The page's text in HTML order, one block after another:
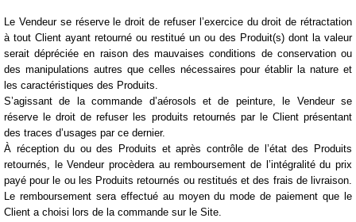
Le Vendeur se réserve le droit de refuser l’exercice du droit de rétractation
à tout Client ayant retourné ou restitué un ou des Produit(s) dont la valeur
serait dépréciée en raison desmauvaises conditions de conservationou
des manipulations autres que celles nécessaires pour établir la nature et
les caractéristiques des Produits.
S’agissant de la commande d’aérosols et de peinture, le Vendeur se
réserve le droit de refuser les produits retournés par le Client présentant
des traces d’usages par ce dernier.
À réception du ou des Produits et après contrôle de l’état des Produits
retournés,
le Vendeur procèdera au remboursement de l’intégralité du prix
payé pour le ou les Produits retournés ou restitués et des frais de livraison.
Le remboursementsera effectué au moyen dumode de paiement que le
Client a choisi lors de la commande sur le Site.